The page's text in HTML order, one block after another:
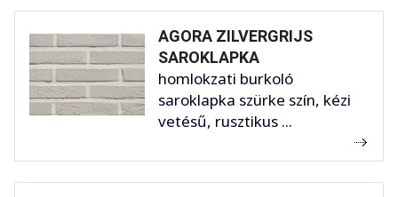
AGORA ZILVERGRIJS
SAROKLAPKA
homlokzati burkoló
saroklapka szürke szín, kézi
vetésű, rusztikus ...